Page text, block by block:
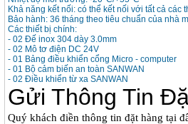
Khả năng kết nối: có thể kết nối với tất cả các
Bảo hành: 36 tháng theo tiêu chuẩn của nhà
Các thiết bị chính:
- 02 Đế inox 304 dày 3.0mm
- 02 Mô tơ điện DC 24V
- 01 Bảng điều khiển cổng Micro - computer
- 01 Bộ cảm biến an toàn SANWAN
- 02 Điều khiển từ xa SANWAN